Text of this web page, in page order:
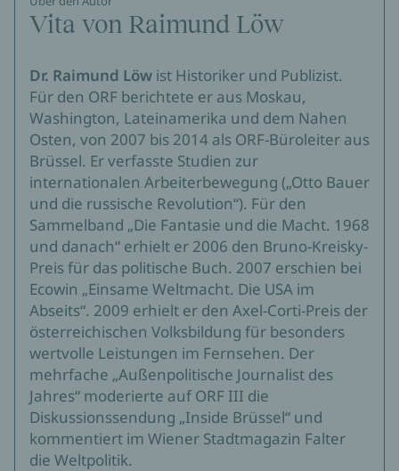
Vita von Raimund Löw
Dr. Raimund Löw ist Historiker und Publizist.
Für den ORF berichtete er aus Moskau,
Washington, Lateinamerika und dem Nahen
Osten, von 2007 bis 2014 als ORF-Büroleiter aus
Brüssel. Er verfasste Studien zur
internationalen Arbeiterbewegung („Otto Bauer
und die russische Revolution“). Für den
Sammelband „Die Fantasie und die Macht. 1968
und danach“ erhielt er 2006 den Bruno-Kreisky-
Preis für das politische Buch. 2007 erschien bei
Ecowin „Einsame Weltmacht. Die USA im
Abseits“. 2009 erhielt er den Axel-Corti-Preis der
österreichischen Volksbildung für besonders
wertvolle Leistungen im Fernsehen. Der
mehrfache „Außenpolitische Journalist des
Jahres“ moderierte auf ORF III die
Diskussionssendung „Inside Brüssel“ und
kommentiert im Wiener Stadtmagazin Falter
die Weltpolitik.